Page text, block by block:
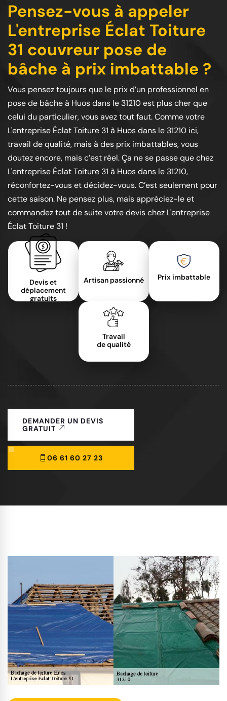
Pensez-vous à appeler
L'entreprise Éclat Toiture
31 couvreur pose de
bâche à prix imbattable ?
Vous pensez toujours que le prix d’un professionnel en
pose de bâche à Huos dans le 31210 est plus cher que
celui du particulier, vous avez tout faut. Comme votre
L'entreprise Éclat Toiture 31 à Huos dans le 31210 ici,
travail de qualité, mais à des prix imbattables, vous
doutez encore, mais c’est réel. Ça ne se passe que chez
L'entreprise Éclat Toiture 31 à Huos dans le 31210,
réconfortez-vous et décidez-vous. C’est seulement pour
cette saison. Ne pensez plus, mais appréciez-le et
commandez tout de suite votre devis chez L'entreprise
Éclat Toiture 31 !
Devis et
déplacement
gratuits
Artisan passionné Prix imbattable
Travail
de qualité
DEMANDER UN DEVIS
GRATUIT
06 61 60 27 23